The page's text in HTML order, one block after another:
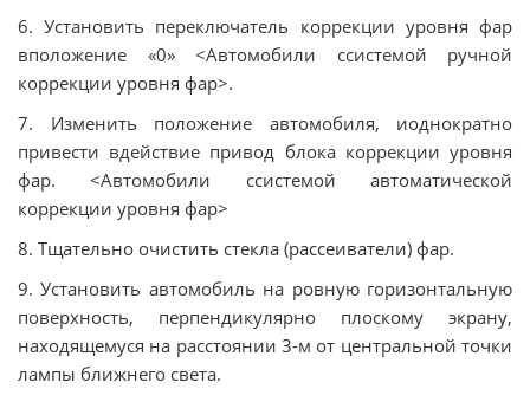
6. Установить переключатель коррекции уровня фар
вположение «0» <Автомобили ссистемой ручной
коррекции уровня фар>.
7. Изменить положение автомобиля, иоднократно
привести вдействие привод блока коррекции уровня
фар. <Автомобили ссистемой автоматической
коррекции уровня фар>
8. Тщательно очистить стекла (рассеиватели) фар.
9. Установить автомобиль на ровную горизонтальную
поверхность, перпендикулярно плоскому экрану,
находящемуся на расстоянии 3-м от центральной точки
лампы ближнего света.